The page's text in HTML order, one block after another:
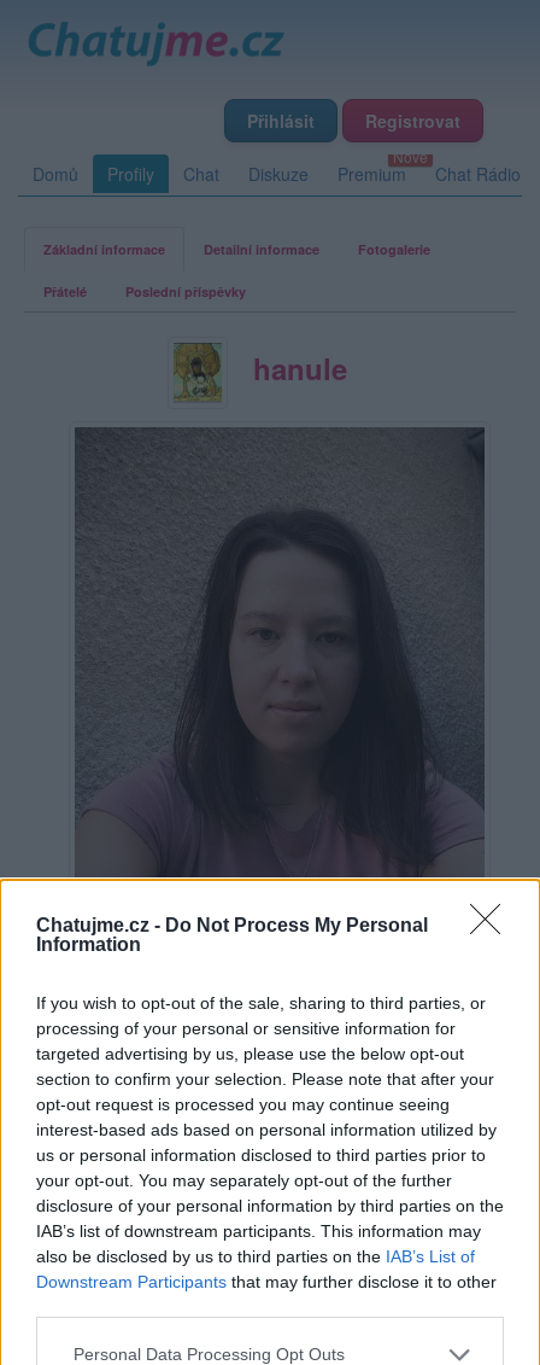
Chatujme.cz - Do Not Process My Personal
Information
If you wish to opt-out of the sale, sharing to third parties, or
processing of your personal or sensitive information for
targeted advertising by us, please use the below opt-out
section to confirm your selection. Please note that after your
opt-out request is processed you may continue seeing
interest-based ads based on personal information utilized by
us or personal information disclosed to third parties prior to
your opt-out. You may separately opt-out of the further
disclosure of your personal information by third parties on the
IAB’s list of downstream participants. This information may
also be disclosed by us to third parties on the IAB’s List of
Downstream Participants that may further disclose it to other
Personal Data Processing Opt Outs
Přihlásit Registrovat
Domů Profily Chat Diskuze Premium Chat Rádio
Základní informace Detailní informace Fotogalerie
Přátelé Poslední příspěvky
hanule
Neověřeno
1 uživateli se líbí
Neověřený profil
Tento uživatel zatím neprokázal svou identitu ověřovací
fotografií. U neověřených profilů nelze zaručit, že fotografie a
údaje odpovídají skutečné osobě.